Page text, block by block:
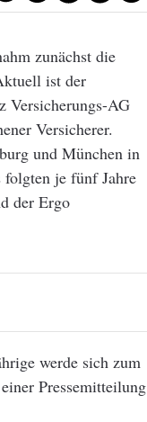
zunächst die
ist der
Versicherungs-AG
Versicherer.
und München in
je fünf Jahre
der Ergo
werde sich zum
Pressemitteilung